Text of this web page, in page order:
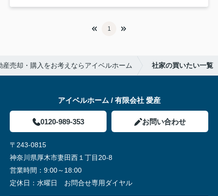
1
産売却・購入をお考えならアイベルホーム 社家の買いたい一覧
アイベルホーム / 有限会社 愛産
0120-989-353 お問い合わせ
〒243-0815
神奈川県厚木市妻田西１丁目20-8
営業時間： 9:00～18:00
定休日： 水曜日 お問合せ専用ダイヤル